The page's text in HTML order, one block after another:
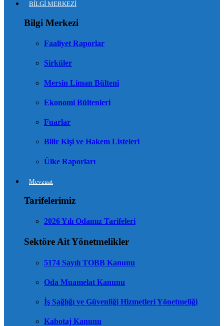
BİLGİ MERKEZİ
Bilgi Merkezi
Faaliyet Raporlar
Sirküler
Mersin Liman Bülteni
Ekonomi Bültenleri
Fuarlar
Bilir Kişi ve Hakem Listeleri
Ülke Raporları
Mevzuat
Tarifelerimiz
2026 Yılı Odamız Tarifeleri
Sektöre Ait Yönetmelikler
5174 Sayılı TOBB Kanunu
Oda Muamelat Kanunu
İş Sağlığı ve Güvenliği Hizmetleri Yönetmeliği
Kabotaj Kanunu